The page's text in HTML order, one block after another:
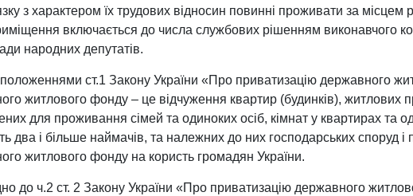
з характером їх трудових відносин повинні проживати за місцем
включається до числа службових рішенням виконавчого
народних депутатів.
положеннями ст.1 Закону України «Про приватизацію державного
житлового фонду – це відчуження квартир (будинків), житлових
для проживання сімей та одиноких осіб, кімнат у квартирах та
два і більше наймачів, та належних до них господарських споруд і
житлового фонду на користь громадян України.
до ч.2 ст. 2 Закону України «Про приватизацію державного